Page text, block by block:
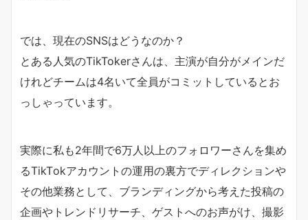
では、現在のSNSはどうなのか？
とある人気のTikTokerさんは、 主演が自分がメインだ
けれどチームは4名いて全員がコミットしているとお
っしゃっています。
実際に私も2年間で6万人以上のフォロワーさんを集め
るTikTokアカウントの運用の裏方でディレクションや
その他業務として 、ブランディングから考えた投稿の
企画やトレンドリサーチ、 ゲストへのお声がけ、撮影